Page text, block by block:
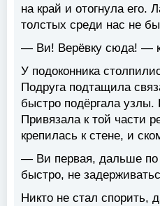
на край и отогнула его.
толстых среди нас не
— Ви! Верёвку сюда! —
У подоконника
Подруга подтащила
быстро подёргала узлы.
Привязала к той части
крепилась к стене, и
— Ви первая, дальше по
быстро, не
Никто не стал спорить,